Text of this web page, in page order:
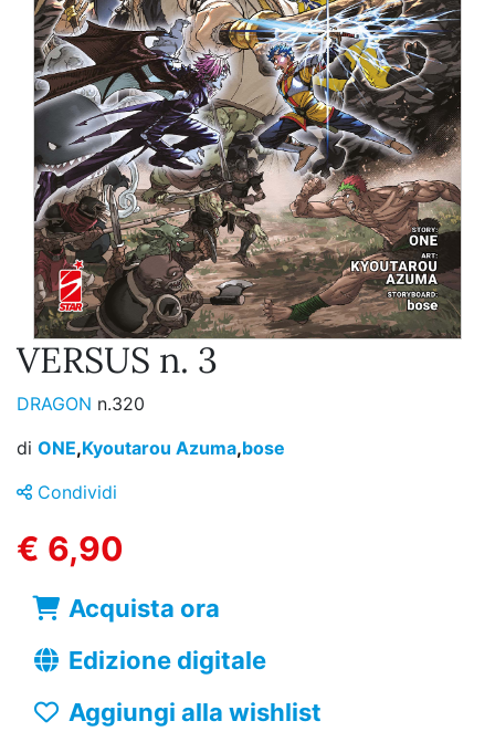
VERSUS n. 3
DRAGON n.320
di ONE,Kyoutarou Azuma,bose
Condividi
€ 6,90
Acquista ora
Edizione digitale
Aggiungi alla wishlist